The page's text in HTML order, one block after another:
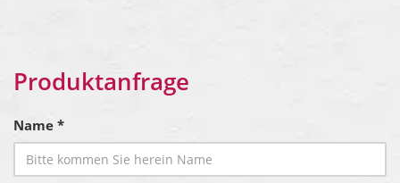
Produktanfrage
Name *